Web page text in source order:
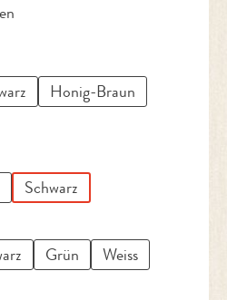
Honig-Braun
Schwarz
Grün
Weiss